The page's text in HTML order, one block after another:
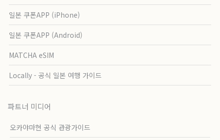
일본 쿠폰APP (iPhone)
일본 쿠폰APP (Android)
MATCHA eSIM
Locally - 공식 일본 여행 가이드
파트너 미디어
오카야마현 공식 관광가이드